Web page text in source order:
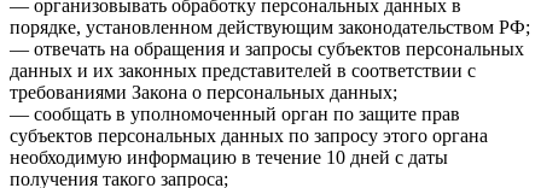
— организовывать обработку персональных данных в
порядке, установленном действующим законодательством РФ;
— отвечать на обращения и запросы субъектов персональных
данных и их законных представителей в соответствии с
требованиями Закона о персональных данных;
— сообщать в уполномоченный орган по защите прав
субъектов персональных данных по запросу этого органа
необходимую информацию в течение 10 дней с даты
получения такого запроса;